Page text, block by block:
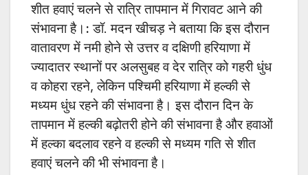
शीत हवाएं चलने से रात्रि तापमान में गिरावट आने की
संभावना है। : डॉ. मदन खीचड़ ने बताया कि इस दौरान
वातावरण में नमी होने से उत्तर व दक्षिणी हरियाणा में
ज्यादातर स्थानों पर अलसुबह व देर रात्रि को गहरी धुंध
व कोहरा रहने, लेकिन पश्चिमी हरियाणा में हल्की से
मध्यम धुंध रहने की संभावना है। इस दौरान दिन के
तापमान में हल्की बढ़ोतरी होने की संभावना है और हवाओं
में हल्का बदलाव रहने व हल्की से मध्यम गति से शीत
हवाएं चलने की भी संभावना है।